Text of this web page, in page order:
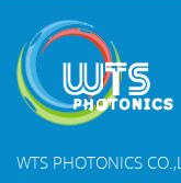
WTS PHOTONICS